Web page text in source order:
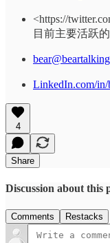
<https://
目前主要活跃
LinkedIn.com/in/
4
Share
Discussion about this
Comments Restacks